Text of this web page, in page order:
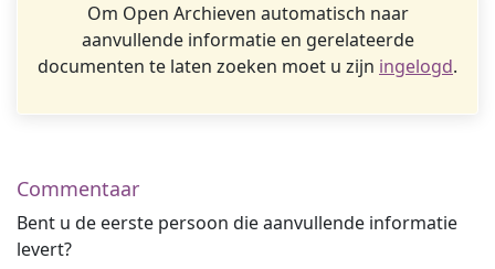
Om Open Archieven automatisch naar
aanvullende informatie en gerelateerde
documenten te laten zoeken moet u zijn ingelogd.
Commentaar
Bent u de eerste persoon die aanvullende informatie
levert?